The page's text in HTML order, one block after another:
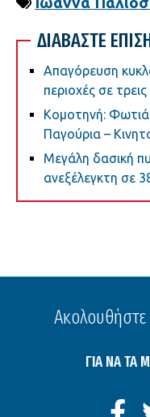
ΔΙΑΒΑΣΤΕ
Απαγόρευση
περιοχές σε
Κομοτηνή:
Παγούρια –
Μεγάλη δασική
ανεξέλεγκτη σε
ΓΙΑ ΝΑ ΤΑ